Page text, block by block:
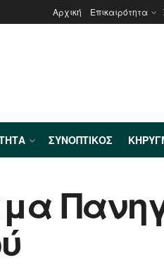
Αρχική Επικαιρότητα
ΣΥΝΟΠΤΙΚΌΣ